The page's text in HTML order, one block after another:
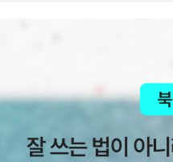
사유 김현섭 교수는 건축가의
지 종합적인 해석을 제시한다
비한 그의 분석에는 도시와
와 역사를 바라보는 관점이 씨줄과 날줄처럼 얽혀있다. 또한 구체